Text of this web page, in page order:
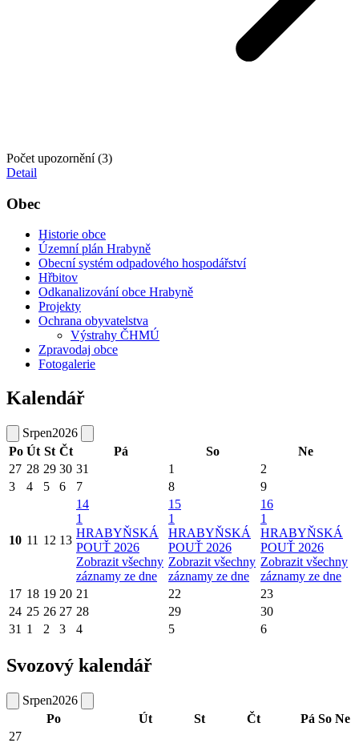
Počet upozornění (3)
Detail
Obec
Historie obce
Územní plán Hrabyně
Obecní systém odpadového hospodářství
Hřbitov
Odkanalizování obce Hrabyně
Projekty
Ochrana obyvatelstva
Výstrahy ČHMÚ
Zpravodaj obce
Fotogalerie
Kalendář
Srpen2026
Po Út St Čt Pá So
Ne
27 28 29 30 31 1
2
3
4 5 6 7 8 9
10 11 12 13
14
1
HRABYŇSKÁ
POUŤ 2026
Zobrazit všechny
záznamy ze dne
15
1
HRABYŇSKÁ
POUŤ 2026
Zobrazit všechny
záznamy ze dne
16
1
HRABYŇSKÁ
POUŤ 2026
Zobrazit všechny
záznamy ze dne
17 18 19 20 21 22
23
24 25 26 27 28 29
30
31 1 2 3 4 5 6
Svozový kalendář
Srpen2026
Po
Út St Čt Pá So Ne
27